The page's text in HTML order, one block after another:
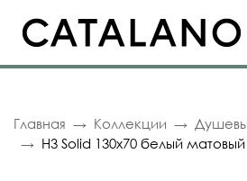
Главная Коллекции
H3 Solid 130x70 белый матовый